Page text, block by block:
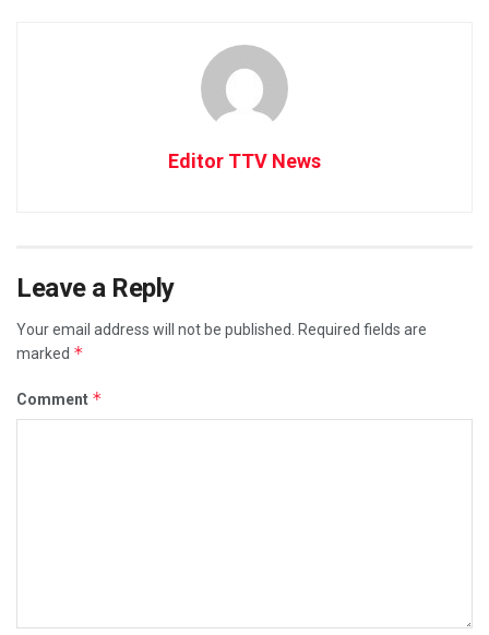
Editor TTV News
Leave a Reply
Your email address will not be published.
Required fields are
marked *
Comment *